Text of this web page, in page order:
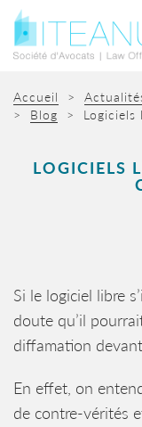
Accueil >
> Blog >
LOGICIELS
Si le logiciel libre
doute qu’il
diffamation
En effet, on
de contre-vérités